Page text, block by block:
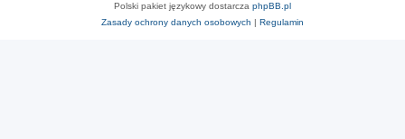
Polski pakiet językowy dostarcza phpBB.pl
Zasady ochrony danych osobowych | Regulamin